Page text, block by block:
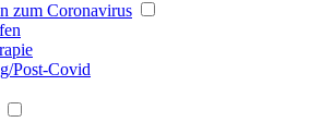
zum Coronavirus
Post-Covid